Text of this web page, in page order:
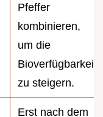
Pfeffer
kombinieren,
um die
Bioverfügbarkeit
zu steigern.
Erst nach dem